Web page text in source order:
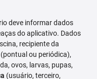
deve informar dados
do aplicativo. Dados
recipiente da
(pontual ou periódica),
ovos, larvas, pupas,
(usuário, terceiro,